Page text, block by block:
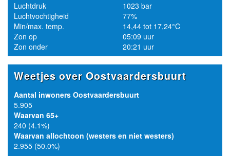
Luchtdruk
1023 bar
Luchtvochtigheid
77%
Min/max. temp.
14,44 tot 17,24°C
Zon op
05:09 uur
Zon onder
20:21 uur
Weetjes over Oostvaardersbuurt
Aantal inwoners Oostvaardersbuurt
5.905
Waarvan 65+
240 (4.1%)
Waarvan allochtoon (westers en niet westers)
2.955 (50.0%)